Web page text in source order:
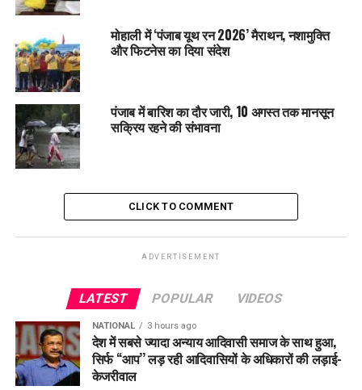
DON'T MISS
‘मुख्यमंत्री सेहत योजना’ अभियान के तहत पटियाला पूरे पंजाब में
अग्रणी: 52,672 मरीजों ने लिया लाभ, राज्य में सबसे अधिक 79.15
करोड़ रुपये खर्च
मोहाली में ‘पंजाब यूथ रन 2026’ मैराथन, नशामुक्ति
और फिटनेस का दिया संदेश
पंजाब में बारिश का दौर जारी, 10 अगस्त तक मानसून
सक्रिय रहने की संभावना
CLICK TO COMMENT
ADVERTISEMENT
LATEST POPULAR VIDEOS
NATIONAL 3 hours ago
देश में सबसे ज्यादा अन्याय आदिवासी समाज के साथ हुआ,
सिर्फ ‘‘आप’’ लड़ रही आदिवासियों के अधिकारों की लड़ाई-
केजरीवाल